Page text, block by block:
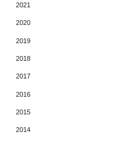
2021
2020
2019
2018
2017
2016
2015
2014